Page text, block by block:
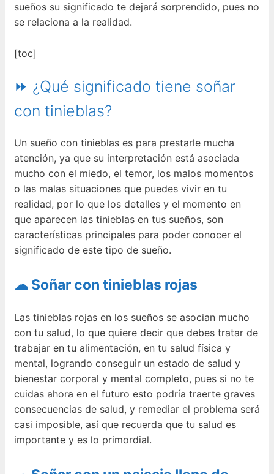
sueños su significado te dejará sorprendido, pues no
se relaciona a la realidad.
[toc]
⏩ ¿Qué significado tiene soñar
con tinieblas?
Un sueño con tinieblas es para prestarle mucha
atención, ya que su interpretación está asociada
mucho con el miedo, el temor, los malos momentos
o las malas situaciones que puedes vivir en tu
realidad, por lo que los detalles y el momento en
que aparecen las tinieblas en tus sueños, son
características principales para poder conocer el
significado de este tipo de sueño.
☁ Soñar con tinieblas rojas
Las tinieblas rojas en los sueños se asocian mucho
con tu salud, lo que quiere decir que debes tratar de
trabajar en tu alimentación, en tu salud física y
mental, logrando conseguir un estado de salud y
bienestar corporal y mental completo, pues si no te
cuidas ahora en el futuro esto podría traerte graves
consecuencias de salud, y remediar el problema será
casi imposible, así que recuerda que tu salud es
importante y es lo primordial.